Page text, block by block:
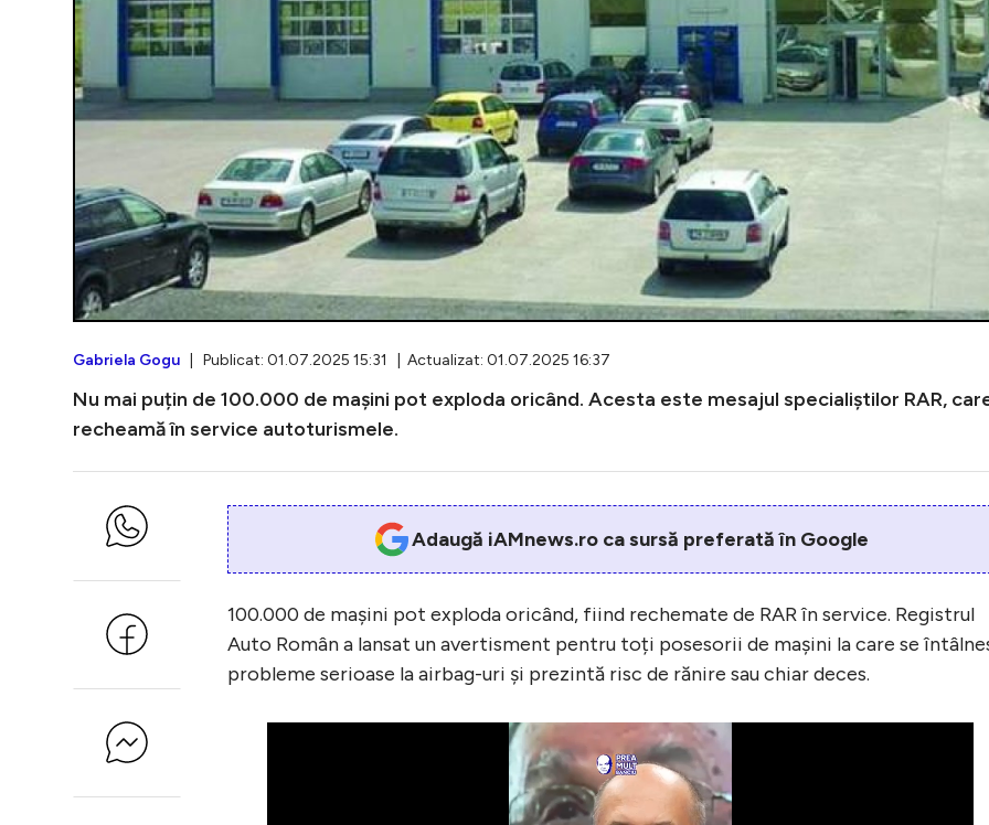
Gabriela Gogu | Publicat: 01.07.2025 15:31 | Actualizat: 01.07.2025 16:37
Nu mai puțin de 100.000 de mașini pot exploda oricând. Acesta este mesajul specialiștilor RAR,
recheamă în service autoturismele.
Adaugă iAMnews.ro ca sursă preferată în Google
100.000 de mașini pot exploda oricând, fiind rechemate de RAR în service. Registrul
Auto Român a lansat un avertisment pentru toți posesorii de mașini la care se
probleme serioase la airbag-uri și prezintă risc de rănire sau chiar deces.